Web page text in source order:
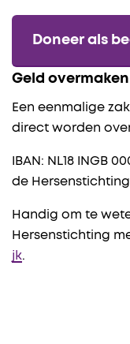
Doneer als
Geld
Een eenmalige
direct worden
IBAN: NL18 INGB
de
Handig om te
Hersenstichting
jk.